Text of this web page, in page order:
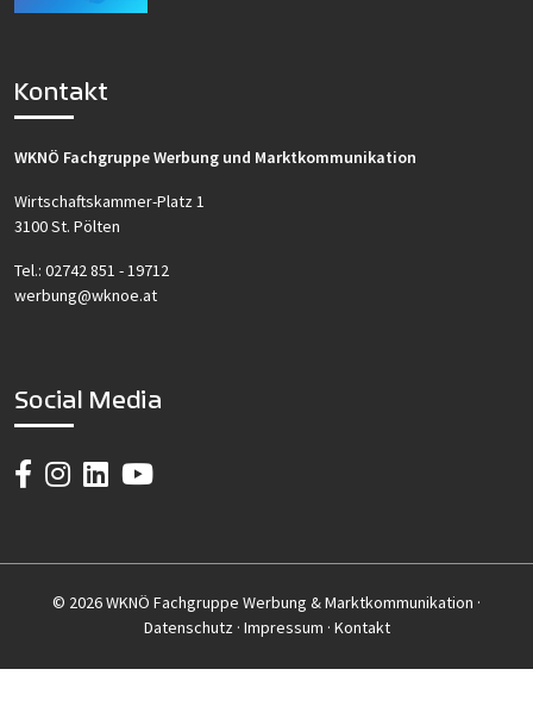
Kontakt
WKNÖ Fachgruppe Werbung und Marktkommunikation
Wirtschaftskammer-Platz 1
3100 St. Pölten
Tel.: 02742 851 - 19712
werbung@wknoe.at
Social Media
© 2026 WKNÖ Fachgruppe Werbung & Marktkommunikation ·
Datenschutz· Impressum · Kontakt